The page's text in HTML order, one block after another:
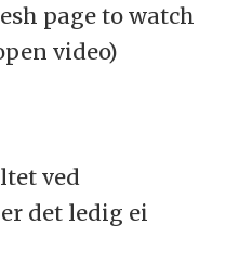
page to watch
video)
ved
det ledig ei